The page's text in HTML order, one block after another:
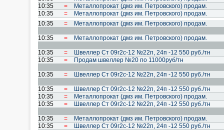
10:35
=
Металлопрокат (дмз им. Петровского) продам.
10:35
=
Металлопрокат (дмз им. Петровского) продам.
10:35
= Металлопрокат (дмз им. Петровского) продам.
10:35 = Металлопрокат (дмз им. Петровского) продам.
10:35 =
Швеллер Cт 09г2с-12 №22п, 24п -12 550 руб./тн
10:35
= Продам швеллер №20 по 11000руб/тн
10:35 = Швеллер Cт 09г2с-12 №22п, 24п -12 550 руб./тн
10:35 =
Швеллер Cт 09г2с-12 №22п, 24п -12 550 руб./тн
10:35
=
Металлопрокат (дмз им. Петровского) продам.
10:35
= Швеллер Cт 09г2с-12 №22п, 24п -12 550 руб./тн
10:35 =
Металлопрокат (дмз им. Петровского) продам.
10:35
= Швеллер Cт 09г2с-12 №22п, 24п -12 550 руб./тн